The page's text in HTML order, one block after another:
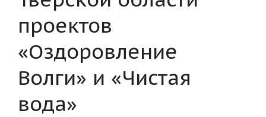
проектов
«Оздоровление
Волги» и «Чистая
вода»